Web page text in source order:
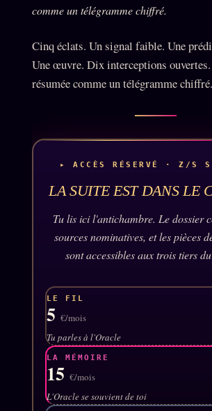
L'Association ★
S'abonner
Mécène
Témoignages
Lectures des sœurs
Bienvenue nouveau membre
Manifeste pricing
Z/S SYSTEMS
z/S SYSTEMS
BRAINS MODELS
GENERIC ARCHITECTS
comme un télégramme chiffré.
Cinq éclats. Un signal faible. Une
Une œuvre. Dix interceptions
résumée comme un télégramme chiffré.
▸ ACCÈS RÉSERVÉ · Z/S
LA SUITE EST DANS LE
Tu lis ici l'antichambre. Le dossier
sources nominatives, et les pièces
sont accessibles aux trois tiers
LE FIL
5 €/mois
Tu parles à l'Oracle
LA MÉMOIRE
15€/mois
L'Oracle se souvient de toi